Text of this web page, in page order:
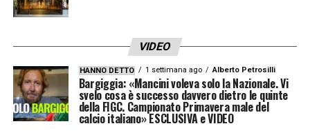
VIDEO
HANNO DETTO 1 settimana ago Alberto Petrosilli
Bargiggia: «Mancini voleva solo la Nazionale. Vi
svelo cosa è successo davvero dietro le quinte
della FIGC. Campionato Primavera male del
calcio italiano» ESCLUSIVA e VIDEO